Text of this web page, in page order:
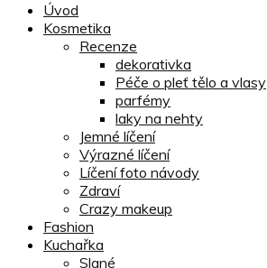
Úvod
Kosmetika
Recenze
dekorativka
Péče o pleť tělo a vlasy
parfémy
laky na nehty
Jemné líčení
Výrazné líčení
Líčení foto návody
Zdraví
Crazy makeup
Fashion
Kuchařka
Slané